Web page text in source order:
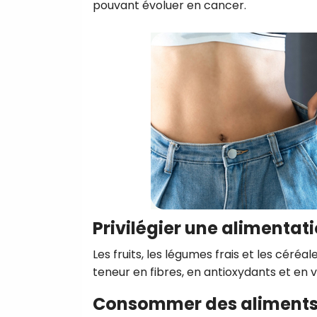
pouvant évoluer en cancer.
Privilégier une
Les fruits, les légumes frais et les
teneur en fibres, en antioxydants et en
Consommer des